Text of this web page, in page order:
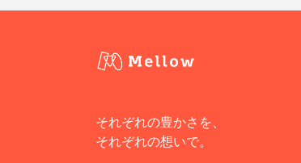
それぞれの豊かさを、
それぞれの想いで。